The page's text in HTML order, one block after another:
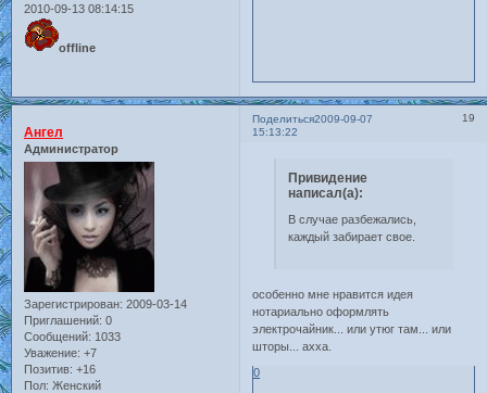
2010-09-13 08:14:15
offline
Поделиться 19
2009-09-07
15:13:22
Ангел
Администратор
Зарегистрирован: 2009-03-14
Приглашений: 0
Сообщений: 1033
Уважение: +7
Позитив: +16
Пол: Женский
Привидение
написал(а):
В случае разбежались,
каждый забирает свое.
особенно мне нравится идея
нотариально оформлять
электрочайник... или утюг там... или
шторы... ахха.
0